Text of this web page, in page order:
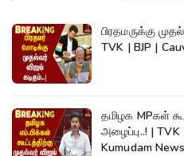
பிரதமருக்கு
தமிழக MPகள்
அழைப்பு..! | TVK
Kumudam News